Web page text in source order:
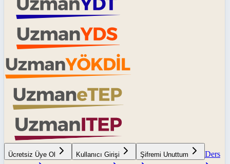
Ücretsiz Üye Ol Kullanıcı Girişi Şifremi Unuttum
Ders